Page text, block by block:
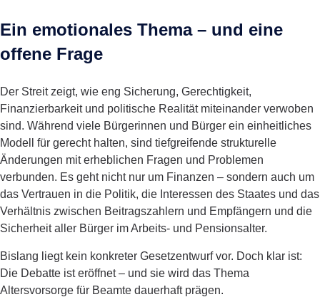
Ein emotionales Thema – und eine
offene Frage
Der Streit zeigt, wie eng Sicherung, Gerechtigkeit,
Finanzierbarkeit und politische Realität miteinander verwoben
sind. Während viele Bürgerinnen und Bürger ein einheitliches
Modell für gerecht halten, sind tiefgreifende strukturelle
Änderungen mit erheblichen Fragen und Problemen
verbunden. Es geht nicht nur um Finanzen – sondern auch um
das Vertrauen in die Politik, die Interessen des Staates und das
Verhältnis zwischen Beitragszahlern und Empfängern und die
Sicherheit aller Bürger im Arbeits- und Pensionsalter.
Bislang liegt kein konkreter Gesetzentwurf vor. Doch klar ist:
Die Debatte ist eröffnet – und sie wird das Thema
Altersvorsorge für Beamte dauerhaft prägen.